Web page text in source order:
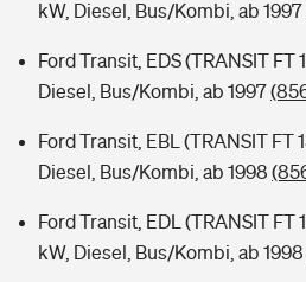
kW, Diesel, Bus/Kombi, ab 1997
Ford Transit, EDS (TRANSIT FT
Diesel, Bus/Kombi, ab 1997
Ford Transit, EBL (TRANSIT FT
Diesel, Bus/Kombi, ab 1998
Ford Transit, EDL (TRANSIT FT
kW, Diesel, Bus/Kombi, ab 1998